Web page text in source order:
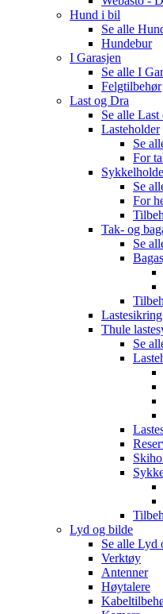
Hund i bil
Se alle
Hundebur
I Garasjen
Se alle I
Felgtilbehør
Last og Dra
Se alle Last
Lasteholder
Se
For
Se
For
Tak- og
Se
Thule
Se
Lyd og bilde
Se alle Lyd
Verktøy
Antenner
Høytalere